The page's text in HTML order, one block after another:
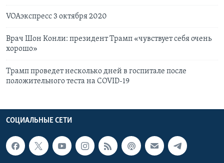
VOAэкспресс 3 октября 2020
Врач Шон Конли: президент Трамп «чувствует себя очень
хорошо»
Трамп проведет несколько дней в госпитале после
положительного теста на COVID-19
СОЦИАЛЬНЫЕ СЕТИ